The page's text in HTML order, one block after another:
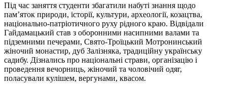
Під час заняття студенти збагатили набуті знання щодо
пам’яток природи, історії, культури, археології, козацтва,
національно-патріотичного руху рідного краю. Відвідали
Гайдамацький став з оборонними насипними валами та
підземними печерами, Свято-Троїцький Мотронинський
жіночий монастир, дуб Залізняка, традиційну українську
садибу. Дізнались про національні страви, організацію і
проведення вечорниць, жіночий та чоловічий одяг,
поласували кулішем, вергунами, квасом.